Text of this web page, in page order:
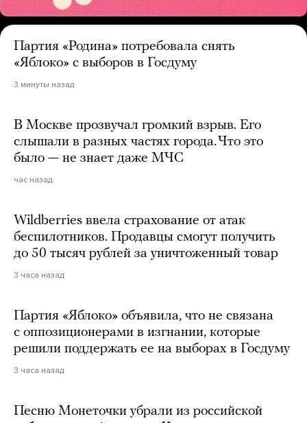
Партия «Родина» потребовала снять
«Яблоко» с выборов в Госдуму
3 минуты назад
В Москве прозвучал громкий взрыв. Его
слышали в разных частях города. Что это
было — не знает даже МЧС
час назад
Wildberries ввела страхование от атак
беспилотников. Продавцы смогут получить
до 50 тысяч рублей за уничтоженный товар
3 часа назад
Партия «Яблоко» объявила, что не связана
с оппозиционерами в изгнании, которые
решили поддержать ее на выборах в Госдуму
3 часа назад
Песню Монеточки убрали из российской